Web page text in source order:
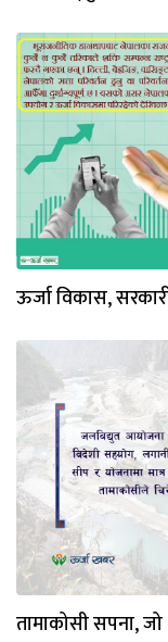
ऊर्जा विकास,
तामाकोसी सपना, जो